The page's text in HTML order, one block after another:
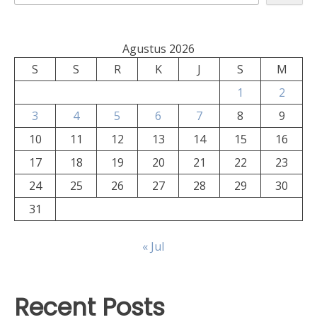
Agustus 2026
S
S R K J S
M
1
2
3
4 5 6 7 8
9
10
11 12 13 14 15
16
17
18 19 20 21 22
23
24
25 26 27 28 29
30
31
« Jul
Recent Posts